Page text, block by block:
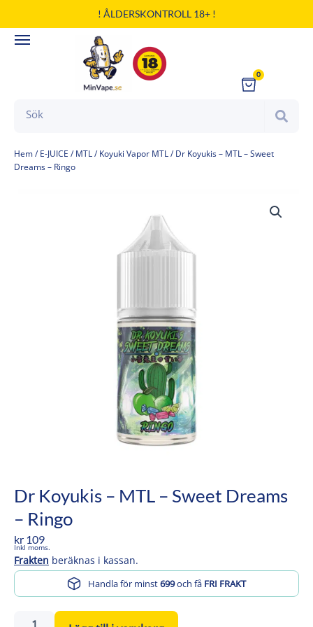
till
innehåll
! ÅLDERSKONTROLL 18+ !
0
Cart
Hem/ E-JUICE / MTL/ Koyuki Vapor MTL/ Dr Koyukis – MTL – Sweet
Dreams – Ringo
Dr Koyukis – MTL – Sweet Dreams
– Ringo
kr 109
Inkl moms.
Frakten beräknas i kassan.
Handla för minst699och få FRI FRAKT